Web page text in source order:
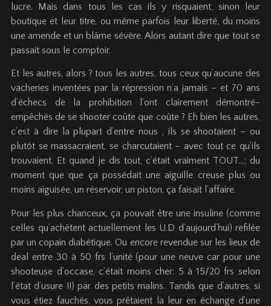
lucre. Mais dans tous les cas ils y risquaient, sinon leur
boutique et leur titre, ou même parfois leur liberté, du moins
une amende et un blâme sévère. Alors autant dire que tout se
passait sous le comptoir.
Et les autres, alors ? tous les autres, tous ceux qu’aucune des
vacheries inventées par la répression n’a jamais – et 70 ans
d’échecs de la prohibition l’ont clairement démontré-
empêchés de se shooter coûte que coûte ? Eh bien les autres,
c’est à dire la plupart d’entre nous , ils se shootaient – ou
plutôt se massacraient, se charcutaient – avec tout ce qu’ils
trouvaient. Et quand je dis tout, c’était vraiment TOUT…; du
moment que que ça possédait une aiguille creuse plus ou
moins aiguisée, un réservoir, un piston, ça faisait l’affaire.
Pour les plus chanceux, ça pouvait être une insuline (comme
celles qu’achètent actuellement les U.D d’aujourd’hui) refilée
par un copain diabétique. Ou encore revendue sur les lieux de
deal entre 30 à 50 frs l’unité (pour une neuve car pour une
shooteuse d’occase, c’était moins cher: 5 à 15/20 frs selon
l’état d’usure !!) par des petits malins. Tandis que d’autres, si
vous étiez fauchés, vous prêtaient la leur en échange d’une